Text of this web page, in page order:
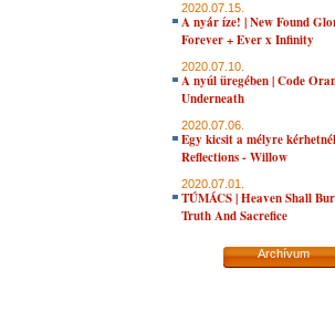
2020.07.15.
A nyár íze! | New Found
Forever + Ever x Infinity
2020.07.10.
A nyúl üregében | Code
Underneath
2020.07.06.
Egy kicsit a mélyre
Reflections - Willow
2020.07.01.
TÚMÁCS | Heaven Shall
Truth And Sacrefice
Archívum